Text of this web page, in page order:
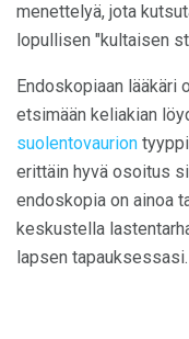
menettelyä, jota
lopullisen "kultaisen
Endoskopiaan lääkäri
etsimään keliakian
suolentovaurion
erittäin hyvä osoitus
endoskopia on ainoa
keskustella
lapsen tapauksessasi.